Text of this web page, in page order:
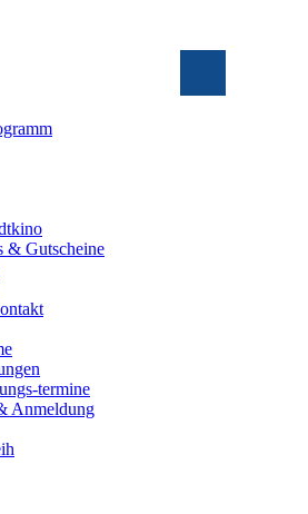
& Gutscheine
termine
Anmeldung